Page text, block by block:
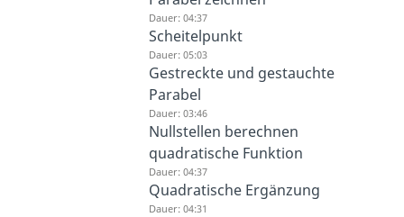
Dauer: 04:37
Scheitelpunkt
Dauer: 05:03
Gestreckte und gestauchte
Parabel
Dauer: 03:46
Nullstellen berechnen
quadratische Funktion
Dauer: 04:37
Quadratische Ergänzung
Dauer: 04:31